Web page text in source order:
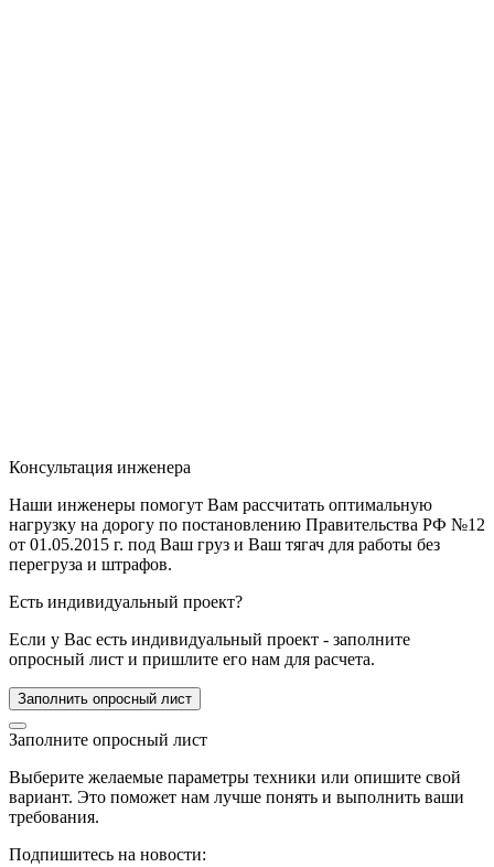
Консультация инженера
Наши инженеры помогут Вам рассчитать оптимальную
нагрузку на дорогу по постановлению Правительства РФ №12
от 01.05.2015 г. под Ваш груз и Ваш тягач для работы без
перегруза и штрафов.
Есть индивидуальный проект?
Если у Вас есть индивидуальный проект - заполните
опросный лист и пришлите его нам для расчета.
Заполнить опросный лист
Заполните опросный лист
Выберите желаемые параметры техники или опишите свой
вариант. Это поможет нам лучше понять и выполнить ваши
требования.
Подпишитесь на новости: